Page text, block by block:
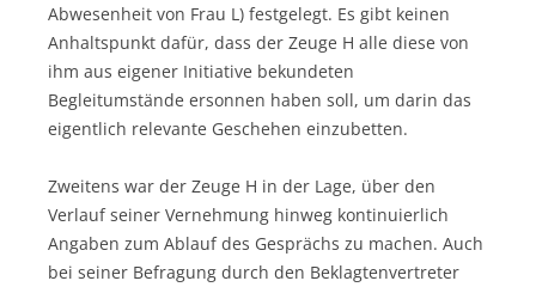
Abwesenheit von Frau L) festgelegt. Es gibt keinen
Anhaltspunkt dafür, dass der Zeuge H alle diese von
ihm aus eigener Initiative bekundeten
Begleitumstände ersonnen haben soll, um darin das
eigentlich relevante Geschehen einzubetten.
Zweitens war der Zeuge H in der Lage, über den
Verlauf seiner Vernehmung hinweg kontinuierlich
Angaben zum Ablauf des Gesprächs zu machen. Auch
bei seiner Befragung durch den Beklagtenvertreter